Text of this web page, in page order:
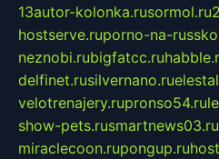
13autor-kolonka.rusormol.ru
hostserve.ruporno-na-
neznobi.rubigfatcc.ru
delfinet.rusilvernano.ru
velotrenajery.rupronso54.ru
show-pets.rusmartnews03.ru
miraclecoon.rupongup.ru